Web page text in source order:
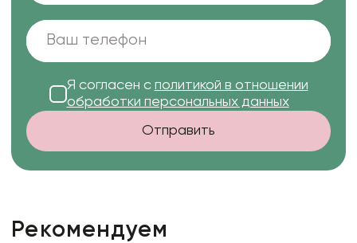
Я согласен с политикой в отношении
обработки персональных данных
Отправить
Рекомендуем